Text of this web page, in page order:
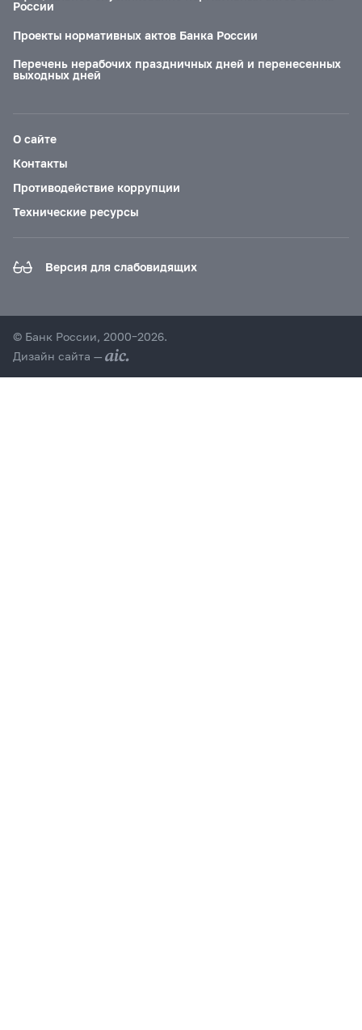
России
Проекты нормативных актов Банка России
Перечень нерабочих праздничных дней и перенесенных
выходных дней
О сайте
Контакты
Противодействие коррупции
Технические ресурсы
Версия для слабовидящих
© Банк России, 2000–2026.
Дизайн сайта —